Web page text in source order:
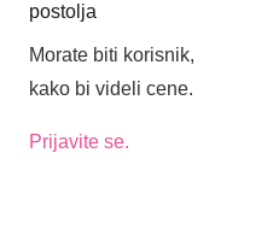
postolja
Morate biti korisnik,
kako bi videli cene.
Prijavite se.